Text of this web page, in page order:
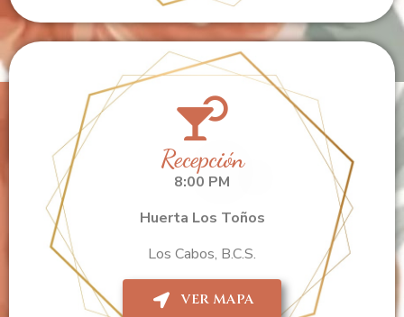
Recepción
8:00 PM
Huerta Los Toños
Los Cabos, B.C.S.
VER MAPA